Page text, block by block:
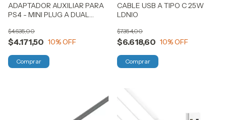
ADAPTADOR AUXILIAR PARA
PS4 - MINI PLUG A DUAL
$4.171,50
$4.635,00
10% OFF
CABLE USB A TIPO C 25W
LDNIO
$6.618,60
$7.354,00
10% OFF